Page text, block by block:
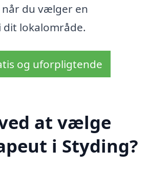
du vælger en
lokalområde.
og uforpligtende
at vælge
i Styding?